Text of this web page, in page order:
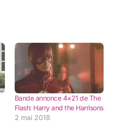
Bande annonce 4×21 de The
Flash: Harry and the Harrisons
2 mai 2018